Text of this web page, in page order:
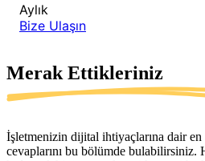
Aylık
Bize Ulaşın
Merak Ettikleriniz
İşletmenizin dijital ihtiyaçlarına dair en
cevaplarını bu bölümde bulabilirsiniz.